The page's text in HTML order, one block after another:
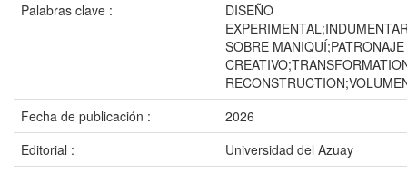
Palabras clave :
DISEÑO
SOBRE MANIQUÍ;PATRONAJE
Fecha de publicación :
2026
Editorial :
Universidad del Azuay